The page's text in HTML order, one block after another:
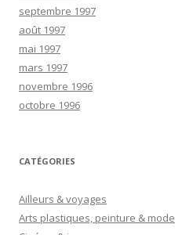
septembre 1997
août 1997
mai 1997
mars 1997
novembre 1996
octobre 1996
CATÉGORIES
Ailleurs & voyages
Arts plastiques, peinture & mode